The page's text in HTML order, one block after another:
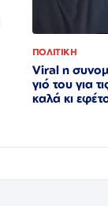
ΠΟΛΙΤΙΚΗ
Viral η
γιό του για
καλά κι